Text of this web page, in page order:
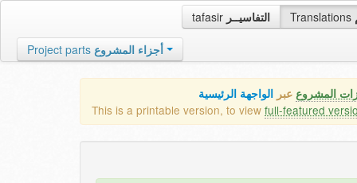
tafasir التفاسيــر Translations
Project parts أجزاء المشروع
المشروع عبر الواجهة الرئيسية
This is a printable version, to view full-featured